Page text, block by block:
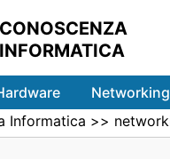
CONOSCENZA
INFORMATICA
Networking
Informatica >>